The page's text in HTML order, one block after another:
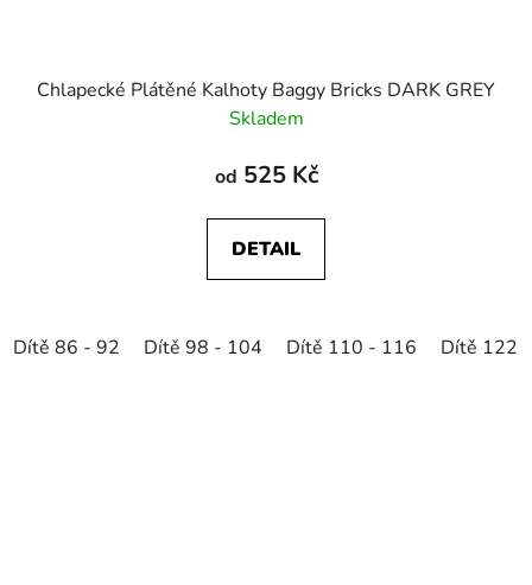
Chlapecké Plátěné Kalhoty Baggy Bricks DARK GREY
Skladem
od 525 Kč
DETAIL
Dítě 86 - 92 Dítě 98 - 104 Dítě 110 - 116 Dítě 122